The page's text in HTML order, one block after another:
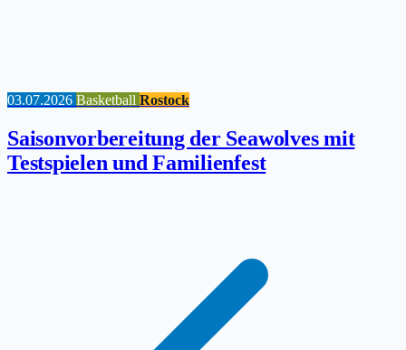
03.07.2026 Basketball Rostock
Saisonvorbereitung der Seawolves mit
Testspielen und Familienfest